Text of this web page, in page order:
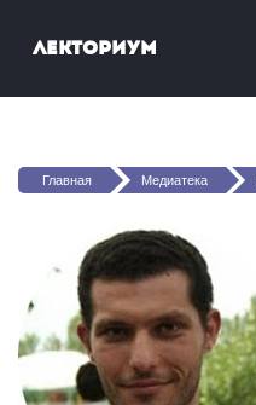
Лекториум
Вы здесь
Главная Медиатека